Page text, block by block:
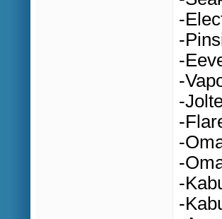
-
-
-
-
-
-
-
-
-
-